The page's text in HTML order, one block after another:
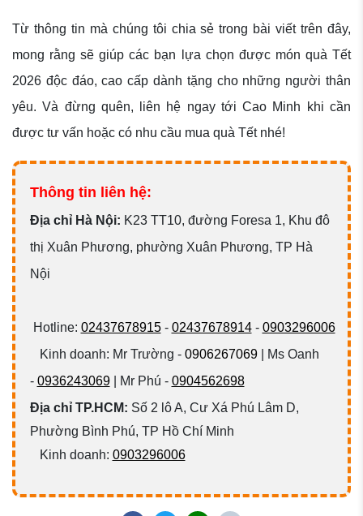
Từ thông tin mà chúng tôi chia sẻ trong bài viết trên đây,
mong rằng sẽ giúp các bạn lựa chọn được món quà Tết
2026 độc đáo, cao cấp dành tặng cho những người thân
yêu. Và đừng quên, liên hệ ngay tới Cao Minh khi cần
được tư vấn hoặc có nhu cầu mua quà Tết nhé!
Thông tin liên hệ:
Địa chỉ Hà Nội: K23 TT10, đường Foresa 1, Khu đô
thị Xuân Phương, phường Xuân Phương, TP Hà
Nội
Hotline: 02437678915- 02437678914- 0903296006
Kinh doanh: Mr Trường - 0906267069| Ms Oanh
- 0936243069| Mr Phú - 0904562698
Địa chỉ TP.HCM: Số 2 lô A, Cư Xá Phú Lâm D,
Phường Bình Phú, TP Hồ Chí Minh
Kinh doanh: 0903296006